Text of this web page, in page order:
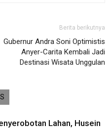
Berita berikutnya
Gubernur Andra Soni Optimistis
Anyer-Carita Kembali Jadi
Destinasi Wisata Unggulan
Lahan, Husein